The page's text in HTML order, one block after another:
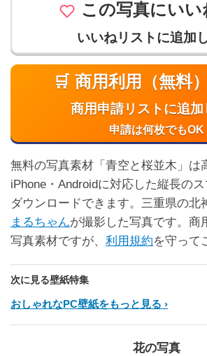
この写真にいい
いいねリストに追加
🛒 商用利用（無料
商用申請リストに追加
申請は何枚でもOK
無料の写真素材「青空と桜並木」は
iPhone・Androidに対応した縦長の
ダウンロードできます。三重県の北
まるちゃんが撮影した写真です。商
写真素材ですが、 利用規約を守って
次に見る壁紙特集
おしゃれなPC壁紙をもっと見る
花の写真